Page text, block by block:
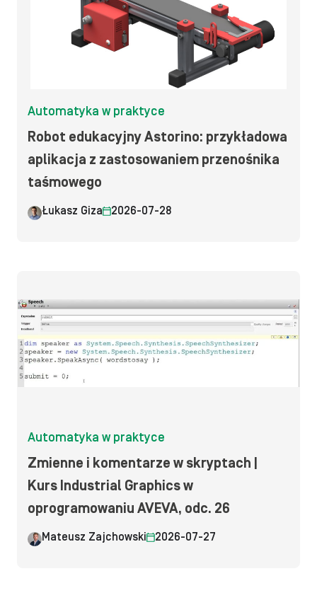
Automatyka w praktyce
Robot edukacyjny Astorino: przykładowa
aplikacja z zastosowaniem przenośnika
taśmowego
Łukasz Giza 2026-07-28
Automatyka w praktyce
Zmienne i komentarze w skryptach |
Kurs Industrial Graphics w
oprogramowaniu AVEVA, odc. 26
Mateusz Zajchowski 2026-07-27